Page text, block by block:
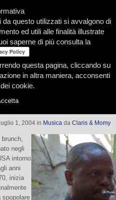
Redazione Le nostre firme
brunch con Leroy Jones
1, 2004 in Musica da Claris & Momy
ll brunch,
negli
intorno
anni
inizia
spopolare
questo utilizzati si avvalgono di
ed utili alle finalità illustrate
saperne di più consulta la
questa pagina, cliccando su
in altra maniera, acconsenti
dei cookie.